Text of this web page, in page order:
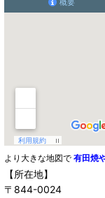
より大きな地図で 有田焼
【所在地】
〒844-0024